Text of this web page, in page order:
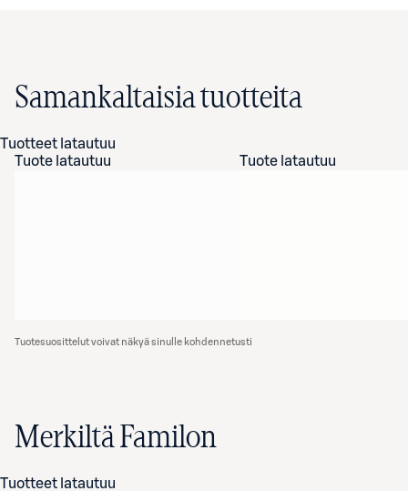
Samankaltaisia tuotteita
Tuotteet latautuu
Tuote latautuu
Tuote latautuu
Tuotesuosittelut voivat näkyä sinulle kohdennetusti
Merkiltä Familon
Tuotteet latautuu